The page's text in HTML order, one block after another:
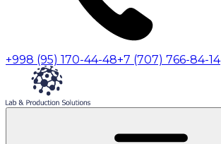
+998 (95) 170-44-48+7 (707) 766-84-14